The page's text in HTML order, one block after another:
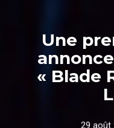
Une
« Blade
29 août